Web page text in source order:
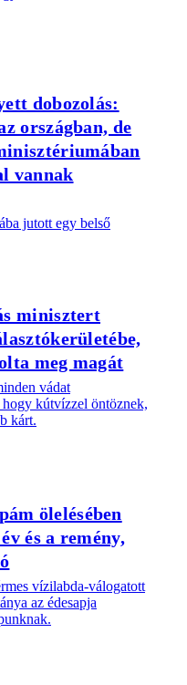
dobozolás:
országban, de
vannak
jutott egy belső
minisztert
meg magát
vádat
kútvízzel öntöznek,
kárt.
ölelésében
és a remény,
vízilabda-válogatott
az édesapja